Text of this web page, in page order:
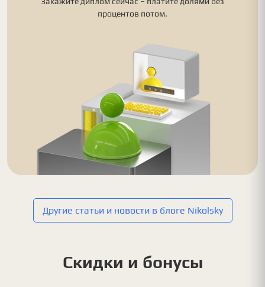
процентов потом.
Другие статьи и новости в блоге Nikolsky
Скидки и бонусы